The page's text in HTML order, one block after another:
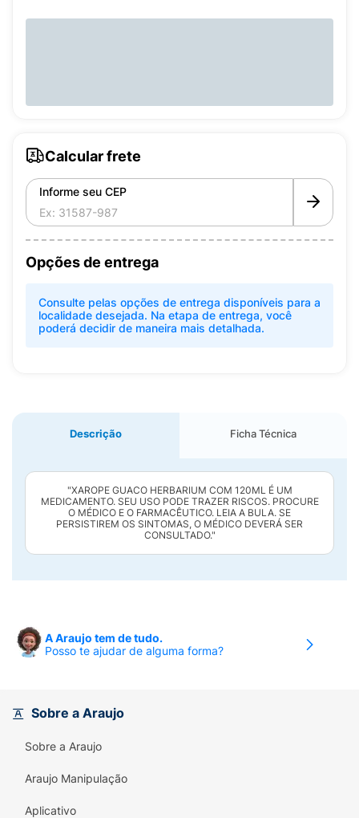
Calcular frete
Informe seu CEP
Opções de entrega
Consulte pelas opções de entrega disponíveis para a
localidade desejada. Na etapa de entrega, você
poderá decidir de maneira mais detalhada.
Descrição Ficha Técnica
"XAROPE GUACO HERBARIUM COM 120ML É UM
MEDICAMENTO. SEU USO PODE TRAZER RISCOS. PROCURE
O MÉDICO E O FARMACÊUTICO. LEIA A BULA. SE
PERSISTIREM OS SINTOMAS, O MÉDICO DEVERÁ SER
CONSULTADO."
A Araujo tem de tudo.
Posso te ajudar de alguma forma?
Sobre a Araujo
Sobre a Araujo
Araujo Manipulação
Aplicativo